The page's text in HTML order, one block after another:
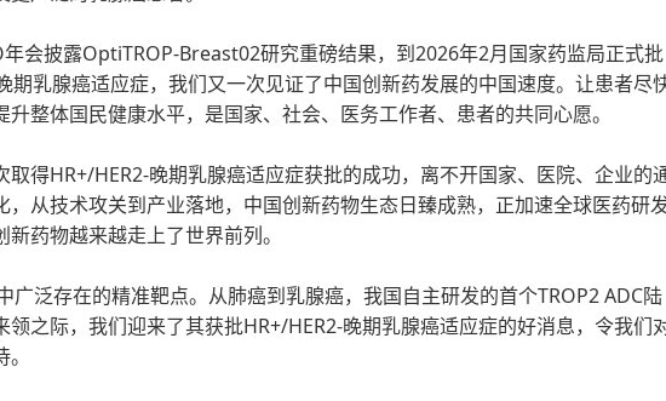
会披露OptiTROP-Breast02研究重磅结果，到2026年2月国家药监局正式批
期乳腺癌适应症，我们又一次见证了中国创新药发展的中国速度。让患者尽
整体国民健康水平，是国家、社会、医务工作者、患者的共同心愿。
取得HR+/HER2-晚期乳腺癌适应症获批的成功，离不开国家、医院、企业的
，从技术攻关到产业落地，中国创新药物生态日臻成熟，正加速全球医药研
药物越来越走上了世界前列。
广泛存在的精准靶点。从肺癌到乳腺癌，我国自主研发的首个TROP2 ADC陆
之际，我们迎来了其获批HR+/HER2-晚期乳腺癌适应症的好消息，令我们